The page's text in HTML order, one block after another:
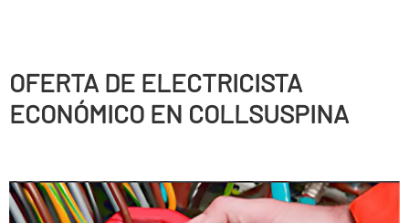
OFERTA DE ELECTRICISTA
ECONÓMICO EN COLLSUSPINA